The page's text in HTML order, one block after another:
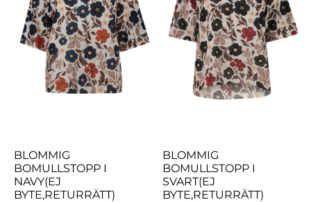
BLOMMIG
BOMULLSTOPP I
NAVY(EJ
BYTE,RETURRÄTT)
BLOMMIG
BOMULLSTOPP I
SVART(EJ
BYTE,RETURRÄTT)